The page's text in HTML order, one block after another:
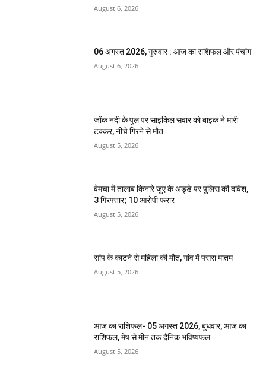
August 6, 2026
06 अगस्त 2026, गुरुवार : आज का राशिफल और पंचांग
August 6, 2026
जोंक नदी के पुल पर साइकिल सवार को बाइक ने मारी
टक्कर, नीचे गिरने से मौत
August 5, 2026
बेमचा में तालाब किनारे जुए के अड्डे पर पुलिस की दबिश,
3 गिरफ्तार; 10 आरोपी फरार
August 5, 2026
सांप के काटने से महिला की मौत, गांव में पसरा मातम
August 5, 2026
आज का राशिफल- 05 अगस्त 2026, बुधवार, आज का
राशिफल, मेष से मीन तक दैनिक भविष्यफल
August 5, 2026